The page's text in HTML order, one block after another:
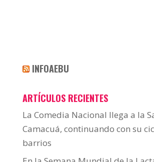
INFOAEBU
ARTÍCULOS RECIENTES
La Comedia Nacional llega a la
Camacuá, continuando con su
barrios